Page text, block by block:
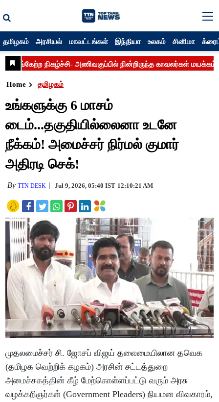
தமிழகம் அரசியல் மாவட்டங்கள் இந்தியா உலகம் சினிமா
Home தமிழகம்
உங்களுக்கு 6 மாசம்
டைம்...தகுதியில்லைனா உடனே
நீக்கம்! அமைச்சர் நிர்மல் குமார்
அதிரடி செக்!
ByTTN DESK Jul 9, 2026, 05:40 IST 12:10:21 AM
முதலமைச்சர் சி. ஜோசப் விஜய் தலைமையிலான தவெக
(தமிழக வெற்றிக் கழகம்) அரசின் சட்டத்துறை
அமைச்சகத்தின் கீழ் மேற்கொள்ளப்பட்டு வரும் அரசு
வழக்கறிஞர்கள் (Government Pleaders) நியமன விவகாரம்,